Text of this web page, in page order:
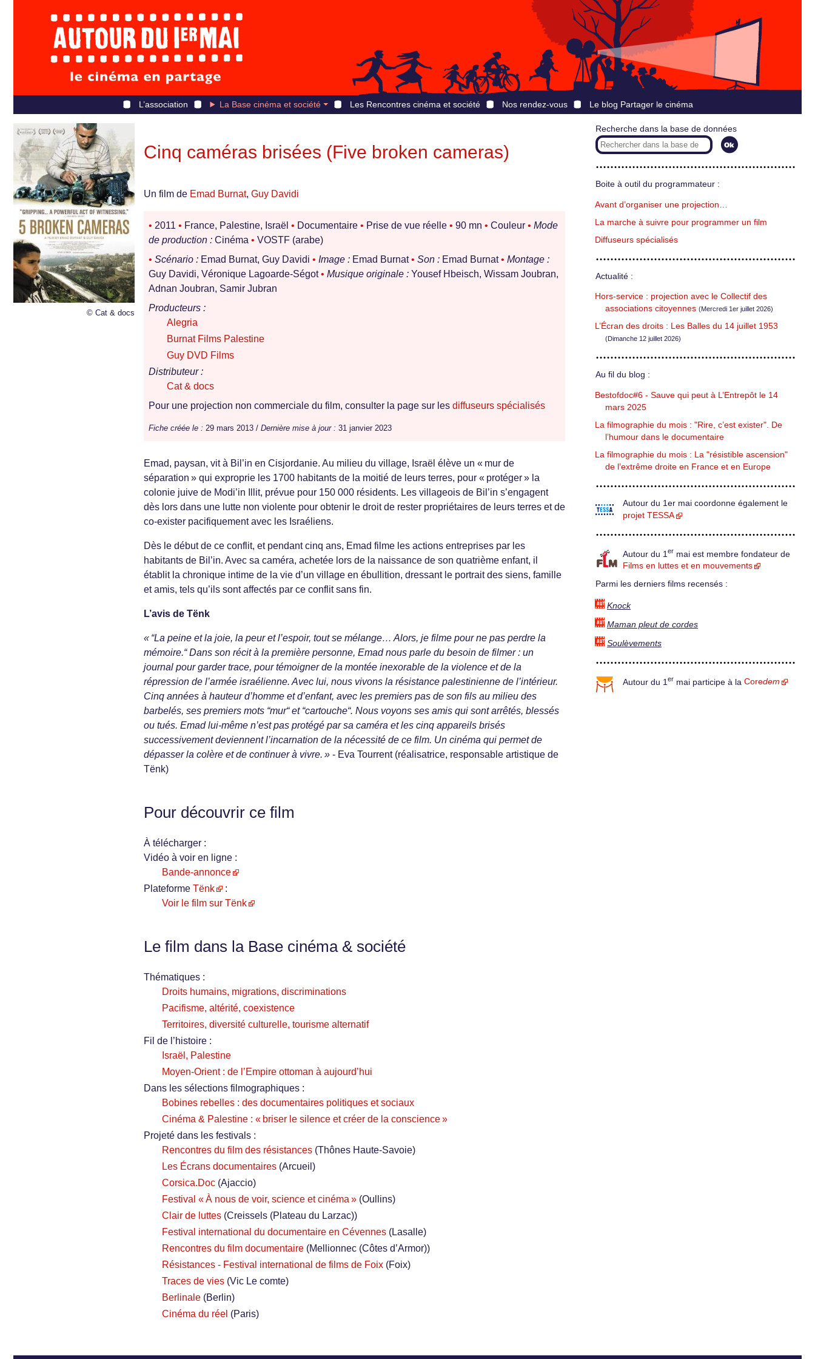
L’association La Base cinéma et société Les Rencontres cinéma et société Nos rendez-vous Le blog Partager le cinéma
© Cat & docs
Cinq caméras brisées (Five broken cameras)
Un film de Emad Burnat, Guy Davidi
• 2011 • France, Palestine, Israël • Documentaire • Prise de vue réelle • 90 mn • Couleur • Mode
de production : Cinéma • VOSTF (arabe)
• Scénario : Emad Burnat, Guy Davidi • Image : Emad Burnat• Son : Emad Burnat• Montage :
Guy Davidi, Véronique Lagoarde-Ségot• Musique originale : Yousef Hbeisch, Wissam Joubran,
Adnan Joubran, Samir Jubran
Producteurs :
Alegria
Burnat Films Palestine
Guy DVD Films
Distributeur :
Cat & docs
Pour une projection non commerciale du film, consulter la page sur les diffuseurs spécialisés
Fiche créée le : 29 mars 2013 / Dernière mise à jour : 31 janvier 2023
Emad, paysan, vit à Bil’in en Cisjordanie. Au milieu du village, Israël élève un « mur de
séparation » qui exproprie les 1700 habitants de la moitié de leurs terres, pour « protéger » la
colonie juive de Modi’in Illit, prévue pour 150 000 résidents. Les villageois de Bil’in s’engagent
dès lors dans une lutte non violente pour obtenir le droit de rester propriétaires de leurs terres et de
co-exister pacifiquement avec les Israéliens.
Dès le début de ce conflit, et pendant cinq ans, Emad filme les actions entreprises par les
habitants de Bil’in. Avec sa caméra, achetée lors de la naissance de son quatrième enfant, il
établit la chronique intime de la vie d’un village en ébullition, dressant le portrait des siens, famille
et amis, tels qu’ils sont affectés par ce conflit sans fin.
L’avis de Tënk
« “La peine et la joie, la peur et l’espoir, tout se mélange… Alors, je filme pour ne pas perdre la
mémoire.“ Dans son récit à la première personne, Emad nous parle du besoin de filmer : un
journal pour garder trace, pour témoigner de la montée inexorable de la violence et de la
répression de l’armée israélienne. Avec lui, nous vivons la résistance palestinienne de l’intérieur.
Cinq années à hauteur d’homme et d’enfant, avec les premiers pas de son fils au milieu des
barbelés, ses premiers mots “mur“ et “cartouche“. Nous voyons ses amis qui sont arrêtés, blessés
ou tués. Emad lui-même n’est pas protégé par sa caméra et les cinq appareils brisés
successivement deviennent l’incarnation de la nécessité de ce film. Un cinéma qui permet de
dépasser la colère et de continuer à vivre. » - Eva Tourrent (réalisatrice, responsable artistique de
Tënk)
Pour découvrir ce film
À télécharger :
Vidéo à voir en ligne :
Bande-annonce
Plateforme Tënk
:
Voir le film sur Tënk
Le film dans la Base cinéma & société
Thématiques :
Droits humains, migrations, discriminations
Pacifisme, altérité, coexistence
Territoires, diversité culturelle, tourisme alternatif
Fil de l’histoire :
Israël, Palestine
Moyen-Orient : de l’Empire ottoman à aujourd’hui
Dans les sélections filmographiques :
Bobines rebelles : des documentaires politiques et sociaux
Cinéma & Palestine : « briser le silence et créer de la conscience »
Projeté dans les festivals :
Rencontres du film des résistances (Thônes Haute-Savoie)
Les Écrans documentaires (Arcueil)
Corsica.Doc (Ajaccio)
Festival « À nous de voir, science et cinéma » (Oullins)
Clair de luttes (Creissels (Plateau du Larzac))
Festival international du documentaire en Cévennes (Lasalle)
Rencontres du film documentaire (Mellionnec (Côtes d’Armor))
Résistances - Festival international de films de Foix (Foix)
Traces de vies (Vic Le comte)
Berlinale (Berlin)
Cinéma du réel (Paris)
Recherche dans la base de données
Boite à outil du programmateur :
Avant d’organiser une projection…
La marche à suivre pour programmer un film
Diffuseurs spécialisés
Actualité :
Hors-service : projection avec le Collectif des
associations citoyennes (Mercredi 1er juillet 2026)
L’Écran des droits : Les Balles du 14 juillet 1953
(Dimanche 12 juillet 2026)
Au fil du blog :
Bestofdoc#6 - Sauve qui peut à L’Entrepôt le 14
mars 2025
La filmographie du mois : "Rire, c’est exister". De
l’humour dans le documentaire
La filmographie du mois : La "résistible ascension"
de l’extrême droite en France et en Europe
Autour du 1er mai coordonne également le
projet TESSA
Autour du 1 er mai est membre fondateur de
Films en luttes et en mouvements
Parmi les derniers films recensés :
Knock
Maman pleut de cordes
Soulèvements
Autour du 1 er mai participe à la Coredem